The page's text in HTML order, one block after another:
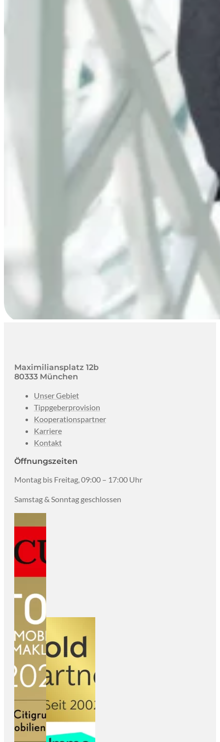
Maximiliansplatz 12b
80333 München
Unser Gebiet
Tippgeberprovision
Kooperationspartner
Karriere
Kontakt
Öffnungszeiten
Montag bis Freitag, 09:00 – 17:00 Uhr
Samstag & Sonntag geschlossen